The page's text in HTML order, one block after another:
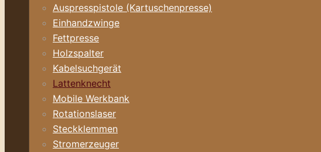
Auspresspistole (Kartuschenpresse)
Einhandzwinge
Fettpresse
Holzspalter
Kabelsuchgerät
Lattenknecht
Mobile Werkbank
Rotationslaser
Steckklemmen
Stromerzeuger